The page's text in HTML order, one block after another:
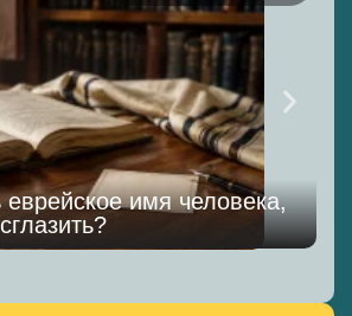
еврейское имя человека,